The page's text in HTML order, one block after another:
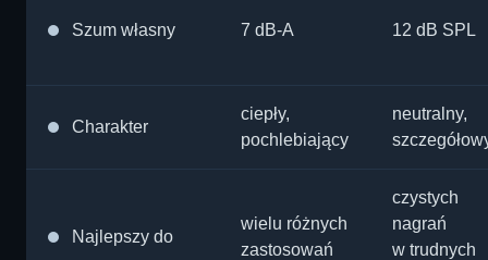
Szum własny 7 dB-A 12 dB SPL
Charakter
ciepły,
pochlebiający
neutralny,
Najlepszy do
wielu różnych
zastosowań
czystych
nagrań
w trudnych